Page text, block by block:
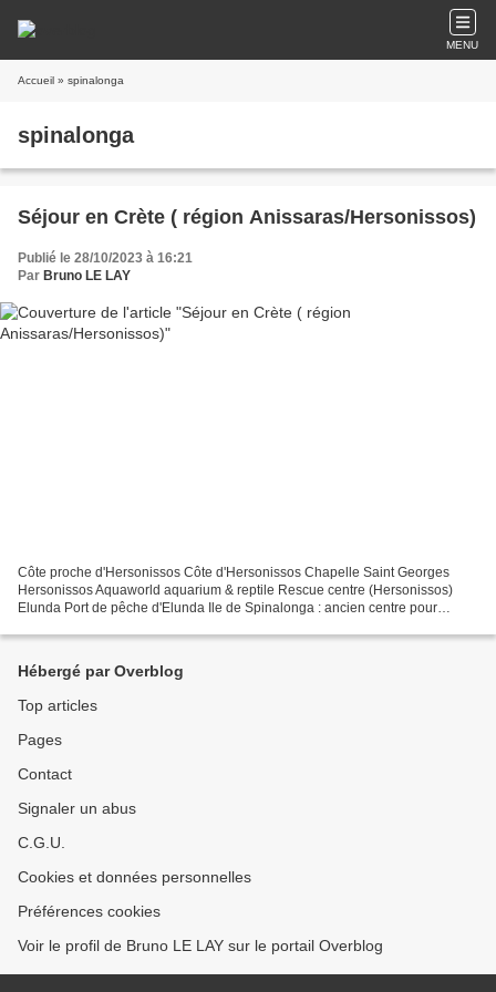
MENU
Accueil » spinalonga
spinalonga
Séjour en Crète ( région Anissaras/Hersonissos)
Publié le 28/10/2023 à 16:21
Par Bruno LE LAY
Côte proche d'Hersonissos Côte d'Hersonissos Chapelle Saint Georges
Hersonissos Aquaworld aquarium & reptile Rescue centre (Hersonissos)
Elunda Port de pêche d'Elunda Ile de Spinalonga : ancien centre pour
Hébergé par Overblog
Top articles
Pages
Contact
Signaler un abus
C.G.U.
Cookies et données personnelles
Préférences cookies
Voir le profil de Bruno LE LAY sur le portail Overblog